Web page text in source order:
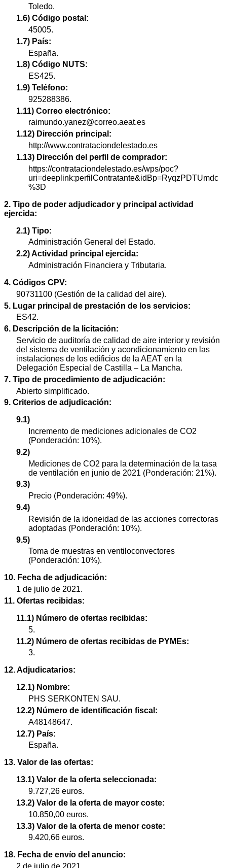
Toledo.
1.6) Código postal:
45005.
1.7) País:
España.
1.8) Código NUTS:
ES425.
1.9) Teléfono:
925288386.
1.11) Correo electrónico:
raimundo.yanez@correo.aeat.es
1.12) Dirección principal:
http://www.contrataciondelestado.es
1.13) Dirección del perfil de comprador:
https://contrataciondelestado.es/wps/poc?
uri=deeplink:perfilContratante&idBp=RyqzPDTUmdc
%3D
2. Tipo de poder adjudicador y principal actividad
ejercida:
2.1) Tipo:
Administración General del Estado.
2.2) Actividad principal ejercida:
Administración Financiera y Tributaria.
4. Códigos CPV:
90731100 (Gestión de la calidad del aire).
5. Lugar principal de prestación de los servicios:
ES42.
6. Descripción de la licitación:
Servicio de auditoría de calidad de aire interior y revisión
del sistema de ventilación y acondicionamiento en las
instalaciones de los edificios de la AEAT en la
Delegación Especial de Castilla – La Mancha.
7. Tipo de procedimiento de adjudicación:
Abierto simplificado.
9. Criterios de adjudicación:
9.1)
Incremento de mediciones adicionales de CO2
(Ponderación: 10%).
9.2)
Mediciones de CO2 para la determinación de la tasa
de ventilación en junio de 2021 (Ponderación: 21%).
9.3)
Precio (Ponderación: 49%).
9.4)
Revisión de la idoneidad de las acciones correctoras
adoptadas (Ponderación: 10%).
9.5)
Toma de muestras en ventiloconvectores
(Ponderación: 10%).
10. Fecha de adjudicación:
1 de julio de 2021.
11. Ofertas recibidas:
11.1) Número de ofertas recibidas:
5.
11.2) Número de ofertas recibidas de PYMEs:
3.
12. Adjudicatarios:
12.1) Nombre:
PHS SERKONTEN SAU.
12.2) Número de identificación fiscal:
A48148647.
12.7) País:
España.
13. Valor de las ofertas:
13.1) Valor de la oferta seleccionada:
9.727,26 euros.
13.2) Valor de la oferta de mayor coste:
10.850,00 euros.
13.3) Valor de la oferta de menor coste:
9.420,66 euros.
18. Fecha de envío del anuncio: